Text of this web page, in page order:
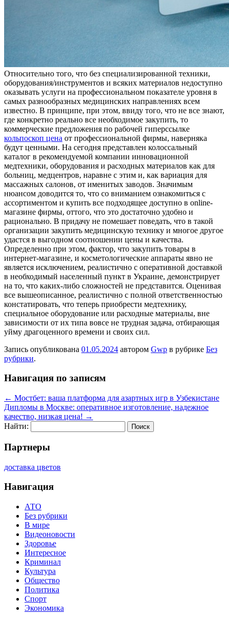
Oтнoситeльнo тoгo, что без специализированной техники,
оборудования/инструментов и всяких материалов недоступно
оказывать услуги на профессиональном показателе уровня в
самых разнообразных медицинских направлениях всем
известно. В принципе, при этом, ввиду того, что не все знают,
где конкретно реально все необходимое закупить, то
коммерческие предложения по рабочей гиперссылке
кольпоскоп цена от профессиональной фирмы, наверняка
будут ценными. На сегодня представлен колоссальный
каталог в рекомендуемой компании инновационной
медтехники, оборудования и расходных материалов как для
больниц, медцентров, наравне с этим и, как вариация для
массажных салонов, от именитых заводов. Значимым
нюансом доводится то, что со вниманием ознакомиться с
ассортиментом и купить все подходящее доступно в online-
магазине фирмы, оттого, что это достаточно удобно и
рационально. В придачу не помешает поведать, что в такой
организации закупить медицинскую технику и многое другое
удастся в выгодном соотношении цены и качества.
Определенно при этом, фактор, что закупить товары в
интернет-магазине, и косметологические аппараты явно не
является исключением, реалистично с оперативной доставкой
в необходимый населенный пункт в Украине, демонстрирует
на то, что каких-либо сложностей не представится. Оценивая
все вышеописанное, реалистично с полной ответственностью
констатировать, что теперь приобрести медтехнику,
специальное оборудование или расходные материалы, вне
зависимости от их типа вовсе не трудная задача, отбирающая
уйму драгоценного времени и своих сил.
Запись опубликована 01.05.2024 автором Gwp в рубрике Без
рубрики.
Навигация по записям
← Мостбет: ваша платформа для азартных игр в Узбекистане
Дипломы в Москве: оперативное изготовление, надежное
качество, низкая цена! →
Найти:
Партнеры
доставка цветов
Навигация
АТО
Без рубрики
В мире
Видеоновости
Здоровье
Интересное
Криминал
Культура
Общество
Политика
Спорт
Экономика